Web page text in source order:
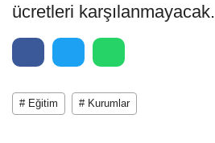
ücretleri karşılanmayacak.
# Eğitim # Kurumlar